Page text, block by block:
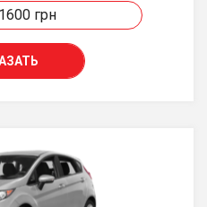
1600 грн